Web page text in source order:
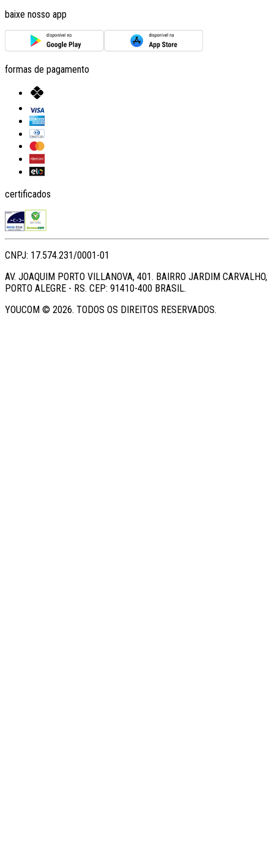
baixe nosso app
formas de pagamento
certificados
CNPJ: 17.574.231/0001-01
AV. JOAQUIM PORTO VILLANOVA, 401. BAIRRO JARDIM CARVALHO,
PORTO ALEGRE - RS. CEP: 91410-400 BRASIL.
YOUCOM © 2026. TODOS OS DIREITOS RESERVADOS.